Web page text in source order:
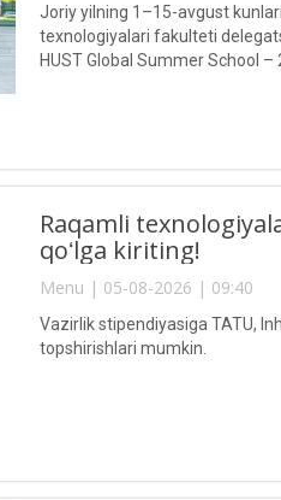
Joriy yilning 1–15-avgust
texnologiyalari fakulteti
HUST Global Summer School
Raqamli
qoʻlga kiriting!
Menu | 05-08-2026 | 09:40
Vazirlik stipendiyasiga TATU,
topshirishlari mumkin.